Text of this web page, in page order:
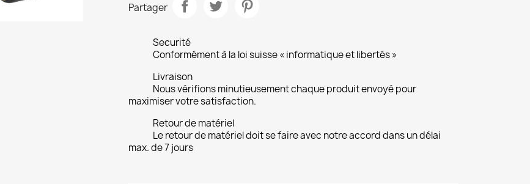
Partager
Securité
Conformément à la loi suisse « informatique et libertés »
Livraison
Nous vérifions minutieusement chaque produit envoyé pour
maximiser votre satisfaction.
Retour de matériel
Le retour de matériel doit se faire avec notre accord dans un délai
max. de 7 jours